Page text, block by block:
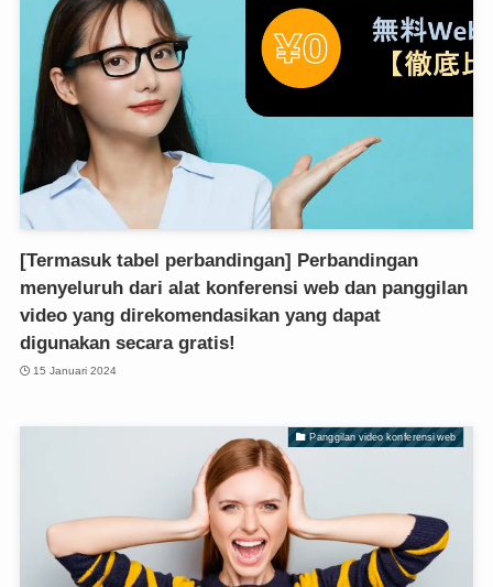
[Termasuk tabel perbandingan] Perbandingan
menyeluruh dari alat konferensi web dan panggilan
video yang direkomendasikan yang dapat
digunakan secara gratis!
15 Januari 2024
Panggilan video konferensi web